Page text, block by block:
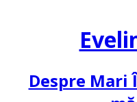
Despre